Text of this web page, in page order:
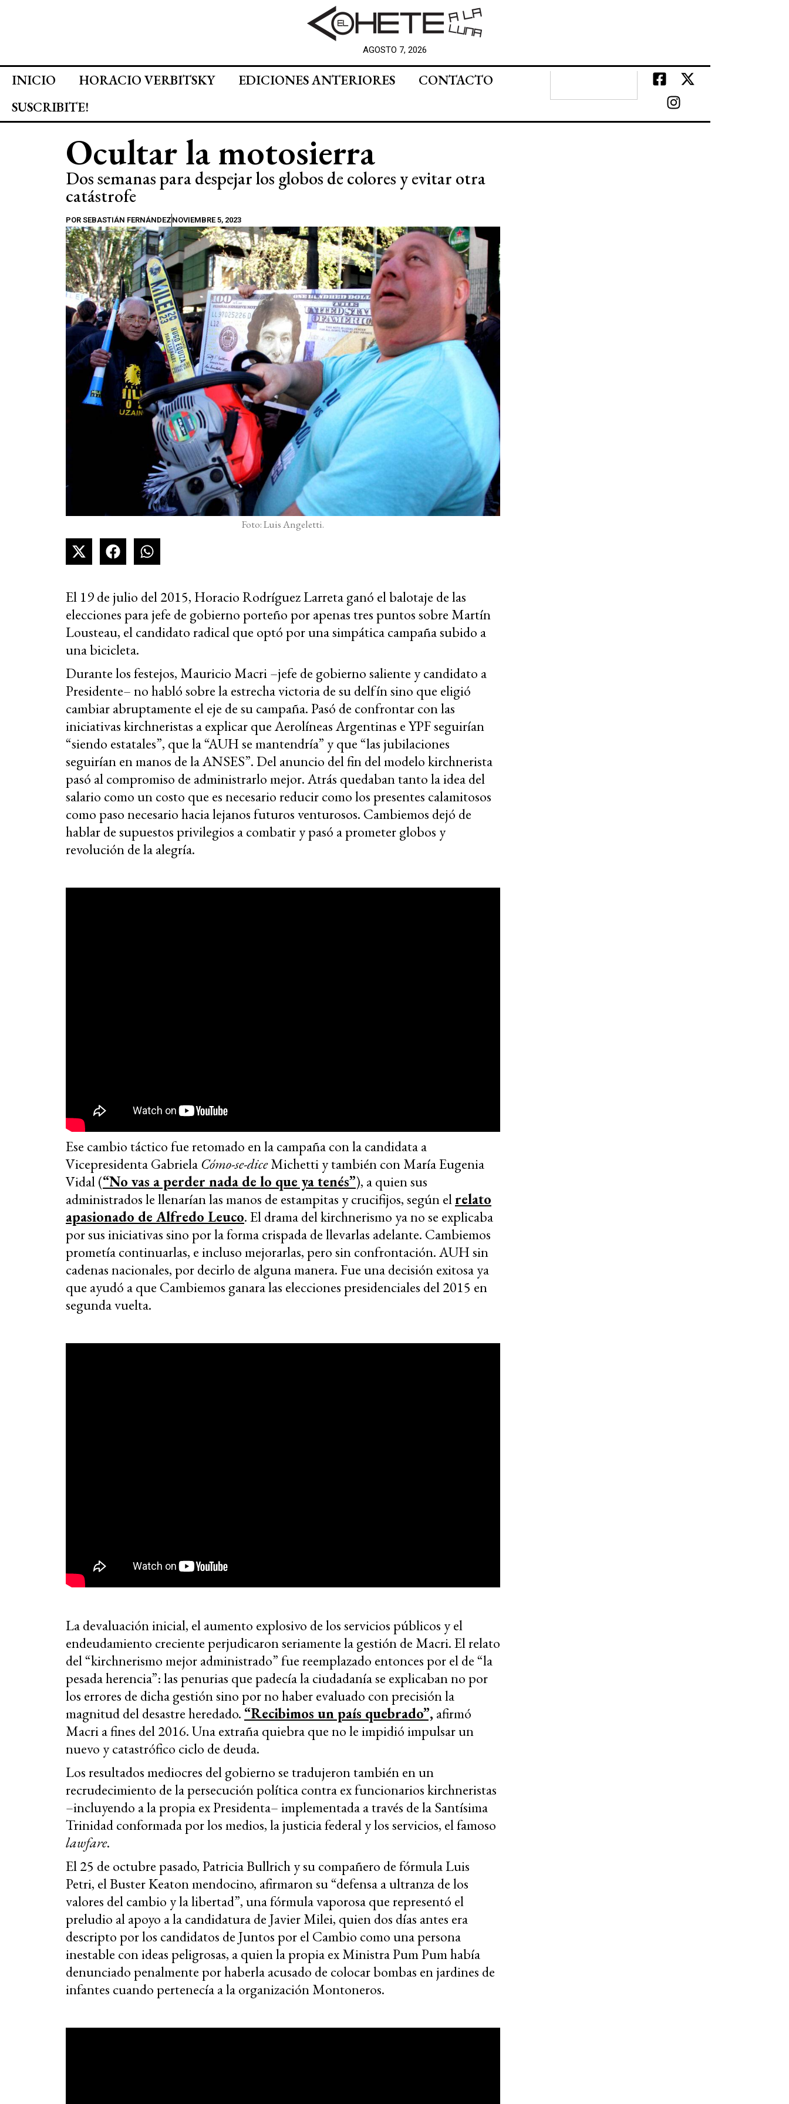
AGOSTO 7, 2026
INICIO HORACIO VERBITSKY EDICIONES ANTERIORES
CONTACTO
SUSCRIBITE!
Ocultar la motosierra
Dos semanas para despejar los globos de colores y evitar otra
catástrofe
POR SEBASTIÁN FERNÁNDEZ NOVIEMBRE 5, 2023
Foto: Luis Angeletti.
El 19 de julio del 2015, Horacio Rodríguez Larreta ganó el balotaje de las
elecciones para jefe de gobierno porteño por apenas tres puntos sobre Martín
Lousteau, el candidato radical que optó por una simpática campaña subido a
una bicicleta.
Durante los festejos, Mauricio Macri –jefe de gobierno saliente y candidato a
Presidente– no habló sobre la estrecha victoria de su delfín sino que eligió
cambiar abruptamente el eje de su campaña. Pasó de confrontar con las
iniciativas kirchneristas a explicar que Aerolíneas Argentinas e YPF seguirían
“siendo estatales”, que la “AUH se mantendría” y que “las jubilaciones
seguirían en manos de la ANSES”. Del anuncio del fin del modelo kirchnerista
pasó al compromiso de administrarlo mejor. Atrás quedaban tanto la idea del
salario como un costo que es necesario reducir como los presentes calamitosos
como paso necesario hacia lejanos futuros venturosos. Cambiemos dejó de
hablar de supuestos privilegios a combatir y pasó a prometer globos y
revolución de la alegría.
Ese cambio táctico fue retomado en la campaña con la candidata a
Vicepresidenta Gabriela Cómo-se-diceMichetti y también con María Eugenia
Vidal (“No vas a perder nada de lo que ya tenés”), a quien sus
administrados le llenarían las manos de estampitas y crucifijos, según elrelato
apasionado de Alfredo Leuco. El drama del kirchnerismo ya no se explicaba
por sus iniciativas sino por la forma crispada de llevarlas adelante. Cambiemos
prometía continuarlas, e incluso mejorarlas, pero sin confrontación. AUH sin
cadenas nacionales, por decirlo de alguna manera. Fue una decisión exitosa ya
que ayudó a que Cambiemos ganara las elecciones presidenciales del 2015 en
segunda vuelta.
La devaluación inicial, el aumento explosivo de los servicios públicos y el
endeudamiento creciente perjudicaron seriamente la gestión de Macri. El relato
del “kirchnerismo mejor administrado” fue reemplazado entonces por el de “la
pesada herencia”: las penurias que padecía la ciudadanía se explicaban no por
los errores de dicha gestión sino por no haber evaluado con precisión la
magnitud del desastre heredado. “Recibimos un país quebrado”, afirmó
Macri a fines del 2016. Una extraña quiebra que no le impidió impulsar un
nuevo y catastrófico ciclo de deuda.
Los resultados mediocres del gobierno se tradujeron también en un
recrudecimiento de la persecución política contra ex funcionarios kirchneristas
–incluyendo a la propia ex Presidenta– implementada a través de la Santísima
Trinidad conformada por los medios, la justicia federal y los servicios, el famoso
lawfare.
El 25 de octubre pasado, Patricia Bullrich y su compañero de fórmula Luis
Petri, el Buster Keaton mendocino, afirmaron su “defensa a ultranza de los
valores del cambio y la libertad”, una fórmula vaporosa que representó el
preludio al apoyo a la candidatura de Javier Milei, quien dos días antes era
descripto por los candidatos de Juntos por el Cambio como una persona
inestable con ideas peligrosas, a quien la propia ex Ministra Pum Pum había
denunciado penalmente por haberla acusado de colocar bombas en jardines de
infantes cuando pertenecía a la organización Montoneros.